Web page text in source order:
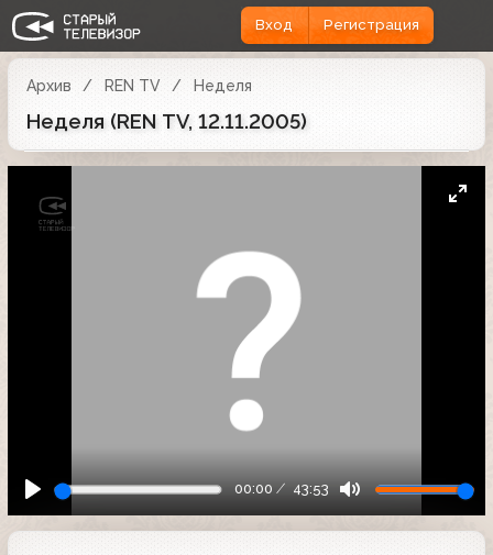
Вход Регистрация
Архив REN TV Неделя
Неделя (REN TV, 12.11.2005)
00:00 43:53